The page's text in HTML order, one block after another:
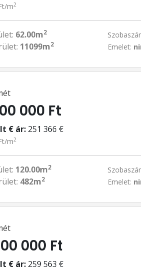
m2
62.00m2
11099m2
Emelet:
000 Ft
€ ár: 251 366 €
m2
120.00m2
482m2
Emelet:
000 Ft
€ ár: 259 563 €